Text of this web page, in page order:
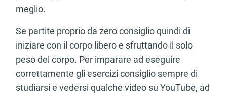
meglio.
Se partite proprio da zero consiglio quindi di
iniziare con il corpo libero e sfruttando il solo
peso del corpo. Per imparare ad eseguire
correttamente gli esercizi consiglio sempre di
studiarsi e vedersi qualche video su YouTube, ad